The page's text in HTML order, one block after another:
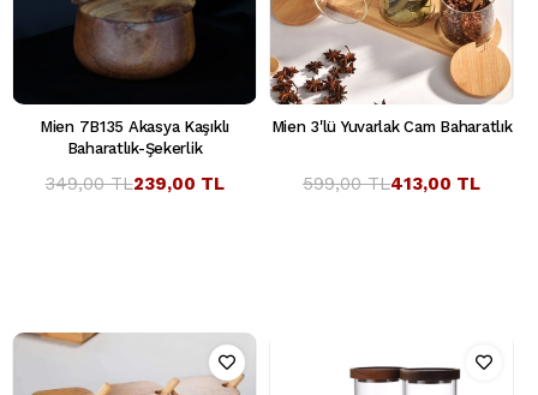
Mien 7B135 Akasya Kaşıklı
Baharatlık-Şekerlik
239,00 TL
349,00 TL
Mien 3'lü Yuvarlak Cam Baharatlık
413,00 TL
599,00 TL